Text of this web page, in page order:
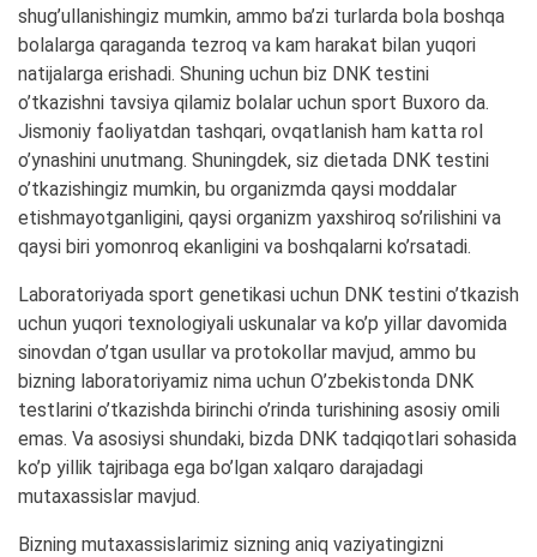
shug’ullanishingiz mumkin, ammo ba’zi turlarda bola boshqa
bolalarga qaraganda tezroq va kam harakat bilan yuqori
natijalarga erishadi. Shuning uchun biz DNK testini
o’tkazishni tavsiya qilamiz bolalar uchun sport Buxoro da.
Jismoniy faoliyatdan tashqari, ovqatlanish ham katta rol
o’ynashini unutmang. Shuningdek, siz dietada DNK testini
o’tkazishingiz mumkin, bu organizmda qaysi moddalar
etishmayotganligini, qaysi organizm yaxshiroq so’rilishini va
qaysi biri yomonroq ekanligini va boshqalarni ko’rsatadi.
Laboratoriyada sport genetikasi uchun DNK testini o’tkazish
uchun yuqori texnologiyali uskunalar va ko’p yillar davomida
sinovdan o’tgan usullar va protokollar mavjud, ammo bu
bizning laboratoriyamiz nima uchun O’zbekistonda DNK
testlarini o’tkazishda birinchi o’rinda turishining asosiy omili
emas. Va asosiysi shundaki, bizda DNK tadqiqotlari sohasida
ko’p yillik tajribaga ega bo’lgan xalqaro darajadagi
mutaxassislar mavjud.
Bizning mutaxassislarimiz sizning aniq vaziyatingizni